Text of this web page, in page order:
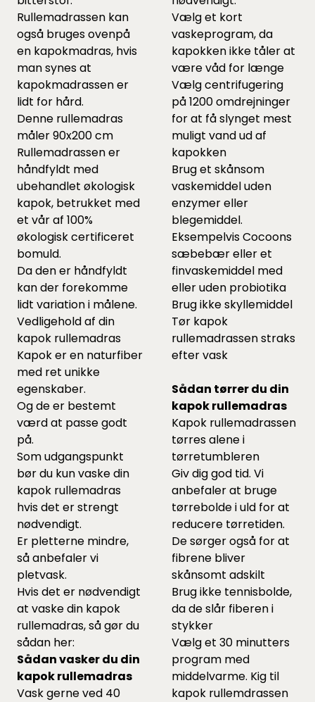
Rullemadrassen kan
også bruges ovenpå
en kapokmadras, hvis
man synes at
kapokmadrassen er
lidt for hård.
Denne rullemadras
måler 90x200 cm
Rullemadrassen er
håndfyldt med
ubehandlet økologisk
kapok, betrukket med
et vår af 100%
økologisk certificeret
bomuld.
Da den er håndfyldt
kan der forekomme
lidt variation i målene.
Vedligehold af din
kapok rullemadras
Kapok er en naturfiber
med ret unikke
egenskaber.
Og de er bestemt
værd at passe godt
på.
Som udgangspunkt
bør du kun vaske din
kapok rullemadras
hvis det er strengt
nødvendigt.
Er pletterne mindre,
så anbefaler vi
pletvask.
Hvis det er nødvendigt
at vaske din kapok
rullemadras, så gør du
sådan her:
Sådan vasker du din
kapok rullemadras
Vask gerne ved 40
Vælg et kort
vaskeprogram, da
kapokken ikke tåler at
være våd for længe
Vælg centrifugering
på 1200 omdrejninger
for at få slynget mest
muligt vand ud af
kapokken
Brug et skånsom
vaskemiddel uden
enzymer eller
blegemiddel.
Eksempelvis Cocoons
sæbebæreller et
finvaskemiddel med
eller uden probiotika
Brug ikke skyllemiddel
Tør kapok
rullemadrassen straks
efter vask
Sådan tørrer du din
kapok rullemadras
Kapok rullemadrassen
tørres alene i
tørretumbleren
Giv dig god tid. Vi
anbefaler at bruge
tørreboldei uld for at
reducere tørretiden.
De sørger også for at
fibrene bliver
skånsomt adskilt
Brug ikke tennisbolde,
da de slår fiberen i
stykker
Vælg et 30 minutters
program med
middelvarme. Kig til
kapok rullemdrassen